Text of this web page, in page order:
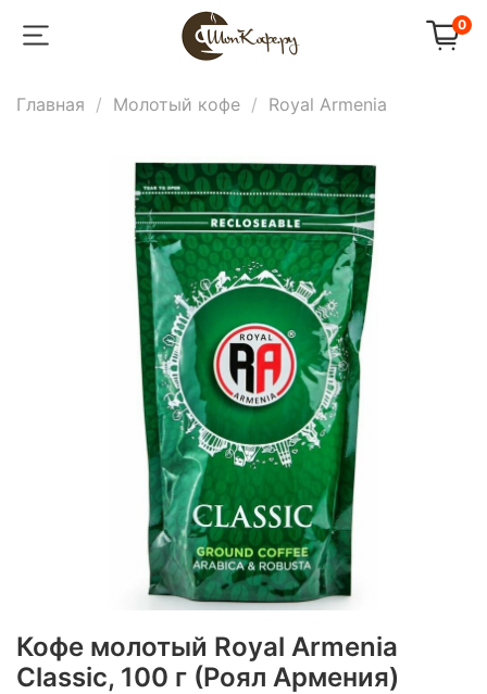
0
Главная Молотый кофе Royal Armenia
Кофе молотый Royal Armenia
Classic, 100 г (Роял Армения)